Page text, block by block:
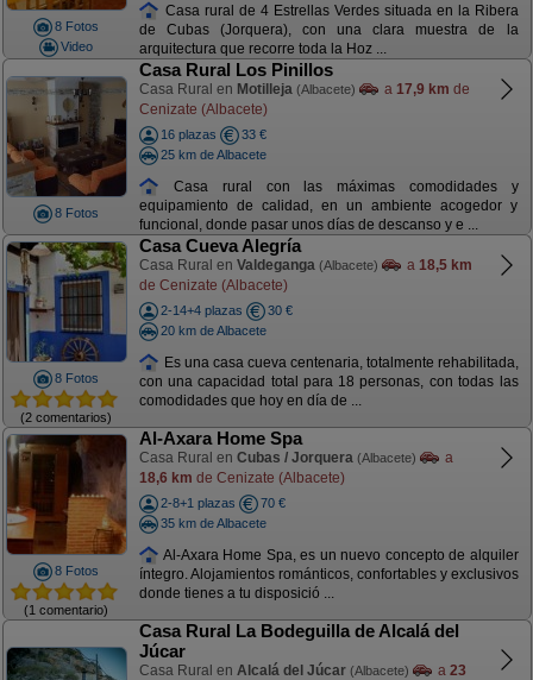
8 Fotos
Video
Casa rural de 4 Estrellas Verdes situada en la Ribera
de Cubas (Jorquera), con una clara muestra de la
arquitectura que recorre toda la Hoz ...
8 Fotos
Casa Rural Los Pinillos
Casa Rural en Motilleja (Albacete) a 17,9 km de
Cenizate (Albacete)
16 plazas
33 €
25 km de Albacete
Casa rural con las máximas comodidades y
equipamiento de calidad, en un ambiente acogedor y
funcional, donde pasar unos días de descanso y e ...
8 Fotos
(2 comentarios)
Casa Cueva Alegría
Casa Rural en Valdeganga (Albacete) a 18,5 km
de Cenizate (Albacete)
2-14+4 plazas
30 €
20 km de Albacete
Es una casa cueva centenaria, totalmente rehabilitada,
con una capacidad total para 18 personas, con todas las
comodidades que hoy en día de ...
8 Fotos
(1 comentario)
Al-Axara Home Spa
Casa Rural en Cubas / Jorquera (Albacete)
a
18,6 km de Cenizate (Albacete)
2-8+1 plazas
70 €
35 km de Albacete
Al-Axara Home Spa, es un nuevo concepto de alquiler
íntegro. Alojamientos románticos, confortables y exclusivos
donde tienes a tu disposició ...
Casa Rural La Bodeguilla de Alcalá del
Júcar
Casa Rural en Alcalá del Júcar (Albacete) a 23